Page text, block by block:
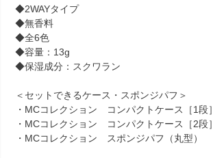
◆2WAYタイプ
◆無香料
◆全6色
◆容量：13g
◆保湿成分：スクワラン
＜セットできるケース・スポンジパフ＞
・ MCコレクション コンパクトケース［1段］
・ MCコレクション コンパクトケース［2段］
・ MCコレクション スポンジパフ（丸型）